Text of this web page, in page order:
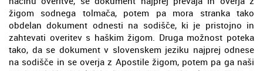
žigom sodnega tolmača, potem pa mora stranka tako
obdelan dokument odnesti na sodišče, ki je pristojno in
zahtevati overitev s haškim žigom. Druga možnost poteka
tako, da se dokument v slovenskem jeziku najprej odnese
na sodišče in se overja z Apostile žigom, potem pa ga naši